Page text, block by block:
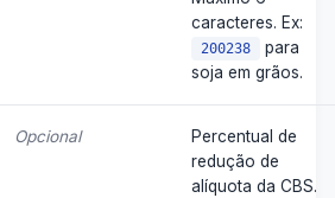
caracteres. Ex:
200238
para
soja em grãos.
Opcional
Percentual de
redução de
alíquota da CBS.